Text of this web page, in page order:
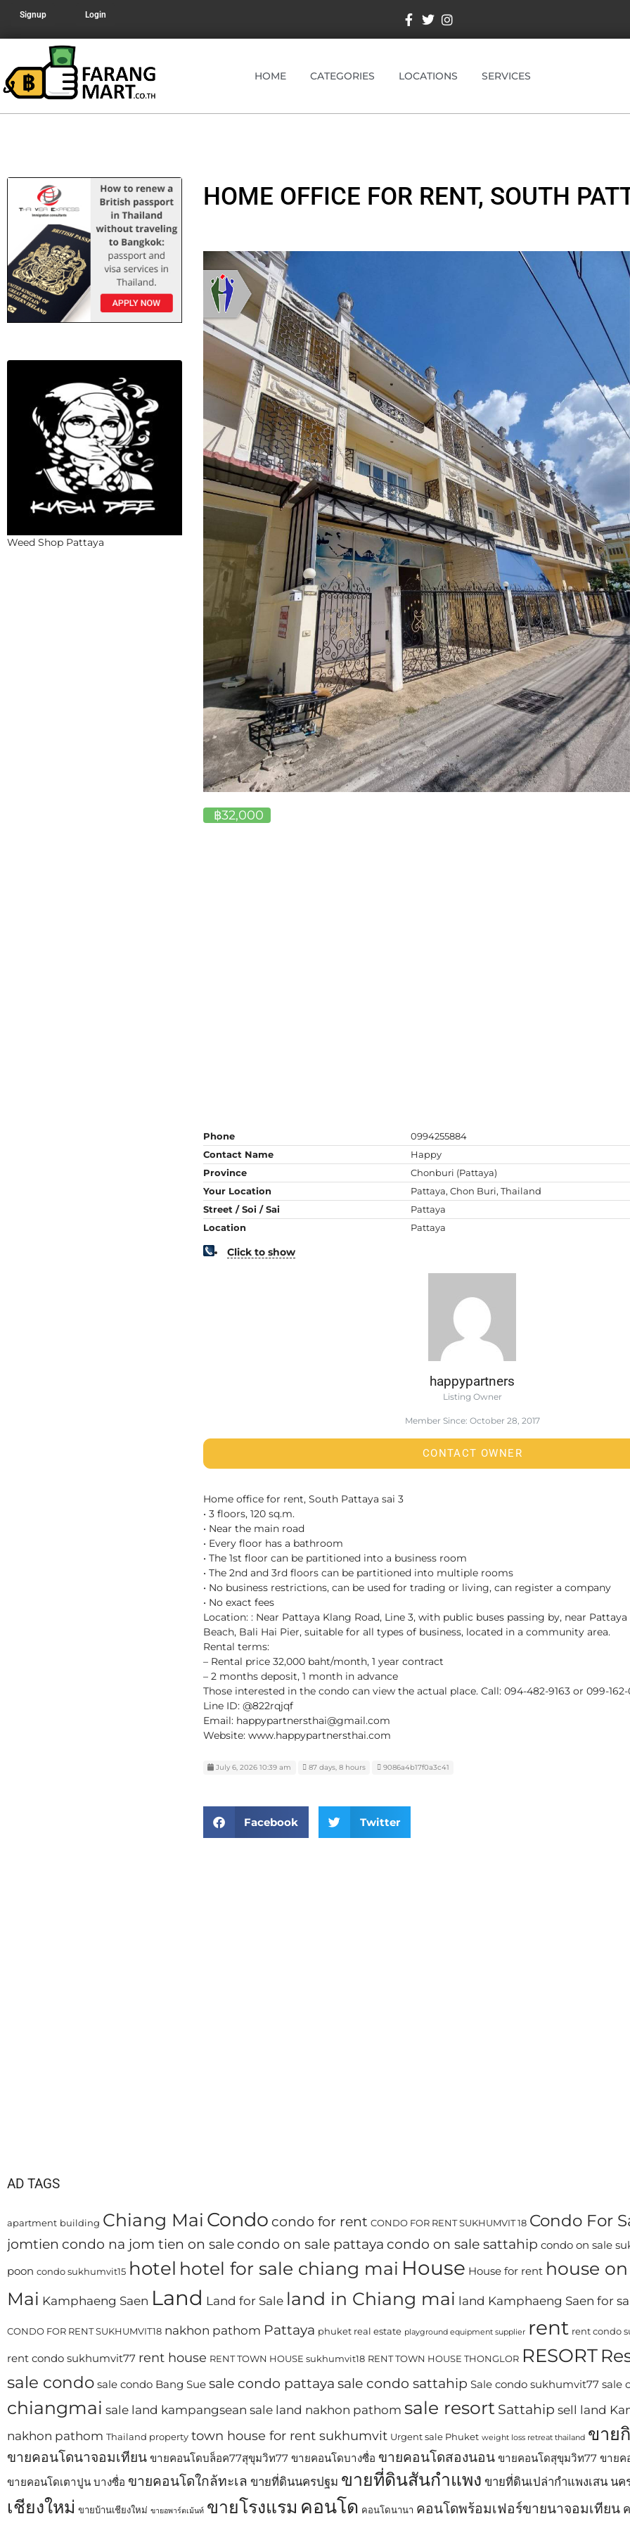
Signup Login
HOME CATEGORIES LOCATIONS SERVICES
Weed Shop Pattaya
HOME OFFICE FOR RENT, SOUTH
฿32,000
Phone
0994255884
Contact Name
Happy
Province
Chonburi (Pattaya)
Your Location
Pattaya, Chon Buri, Thailand
Street / Soi / Sai
Pattaya
Location
Pattaya
Click to show
happypartners
Listing Owner
Member Since: October 28, 2017
CONTACT OWNER
Home office for rent, South Pattaya sai 3
• 3 floors, 120 sq.m.
• Near the main road
• Every floor has a bathroom
• The 1st floor can be partitioned into a business room
• The 2nd and 3rd floors can be partitioned into multiple rooms
• No business restrictions, can be used for trading or living, can register a company
• No exact fees
Location: : Near Pattaya Klang Road, Line 3, with public buses passing by, near
Beach, Bali Hai Pier, suitable for all types of business, located in a community area.
Rental terms:
– Rental price 32,000 baht/month, 1 year contract
– 2 months deposit, 1 month in advance
Those interested in the condo can view the actual place. Call: 094-482-9163 or 099-
Line ID: @822rqjqf
Email: happypartnersthai@gmail.com
Website: www.happypartnersthai.com
July 6, 2026 10:39 am 87 days, 8 hours 9086a4b17f0a3c41
Facebook Twitter
AD TAGS
apartment building Chiang Mai Condo condo for rent CONDO FOR RENT SUKHUMVIT 18 Condo For
jomtien condo na jom tien on sale condo on sale pattaya condo on sale sattahip condo on sale
poon condo sukhumvit15 hotel hotel for sale chiang mai House House for rent house
Mai Kamphaeng Saen Land Land for Sale land in Chiang mai land Kamphaeng Saen for
CONDO FOR RENT SUKHUMVIT18 nakhon pathom Pattaya phuket real estate playground equipment supplier rent rent condo
rent condo sukhumvit77 rent house RENT TOWN HOUSE sukhumvit18 RENT TOWN HOUSE THONGLOR RESORT
sale condo sale condo Bang Sue sale condo pattaya sale condo sattahip Sale condo sukhumvit77 sale
chiangmai sale land kampangsean sale land nakhon pathom sale resort Sattahip sell land
nakhon pathom Thailand property town house for rent sukhumvit Urgent sale Phuket weight loss retreat thailand ขาย
ขายคอนโดนาจอมเทียน ขายคอนโดบล็อค77สุขุมวิท77 ขายคอนโดบางซื่อ ขายคอนโดสองนอน ขายคอนโดสุขุมวิท77 ขายค
ขายคอนโดเตาปูน บางซื่อ ขายคอนโดใกล้ทะเล ขายที่ดินนครปฐม ขายที่ดินสันกำแพง ขายที่ดินเปล่ากำแพงเสน นค
เชียงใหม่ ขายบ้านเชียงใหม่ ขายอพาร์ตเม้นท์ ขายโรงแรม คอนโด คอนโดนานา คอนโดพร้อมเฟอร์ขายนาจอมเทียน